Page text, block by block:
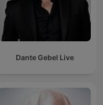
Dante Gebel Live